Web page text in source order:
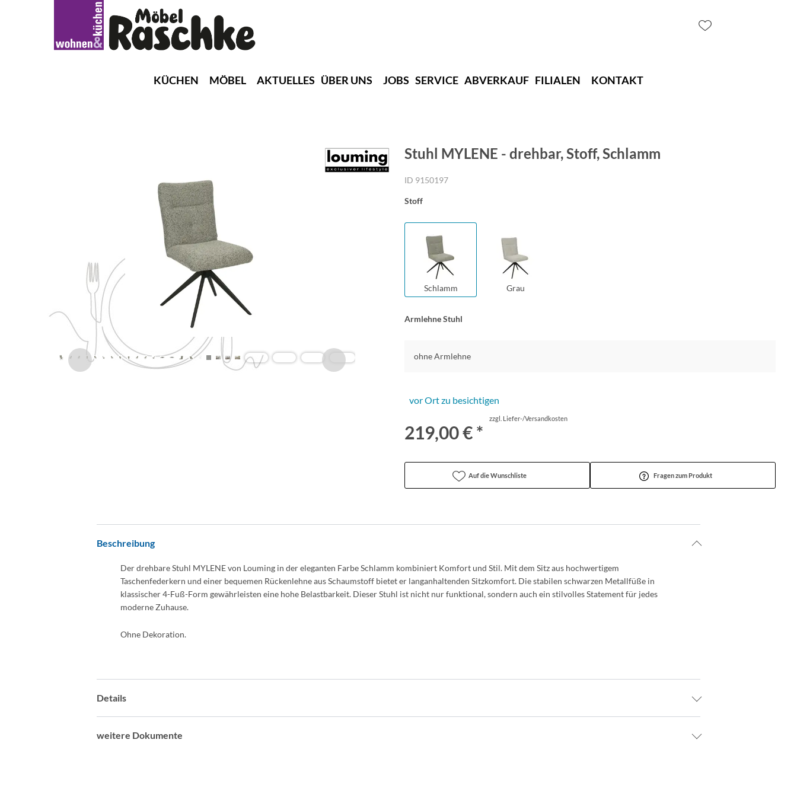
KÜCHEN MÖBEL AKTUELLES ÜBER UNS JOBS SERVICE ABVERKAUF FILIALEN KONTAKT
Stuhl MYLENE - drehbar, Stoff, Schlamm
ID 9150197
Stoff
Schlamm Grau
Armlehne Stuhl
ohne Armlehne
vor Ort zu besichtigen
219,00 € *
zzgl. Liefer-/Versandkosten
Auf die Wunschliste Fragen zum Produkt
Beschreibung
Der drehbare Stuhl MYLENE von Louming in der eleganten Farbe Schlamm kombiniert Komfort und Stil. Mit dem Sitz aus hochwertigem
Taschenfederkern und einer bequemen Rückenlehne aus Schaumstoff bietet er langanhaltenden Sitzkomfort. Die stabilen schwarzen Metallfüße in
klassischer 4-Fuß-Form gewährleisten eine hohe Belastbarkeit. Dieser Stuhl ist nicht nur funktional, sondern auch ein stilvolles Statement für jedes
moderne Zuhause.
Ohne Dekoration.
Details
weitere Dokumente